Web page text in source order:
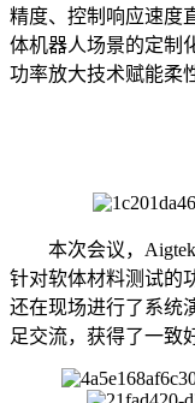
精度、控制响应速度
体机器人场景的定制
功率放大技术赋能柔
本次会议，Aigtek
针对软体材料测试的
还在现场进行了系统
足交流，获得了一致